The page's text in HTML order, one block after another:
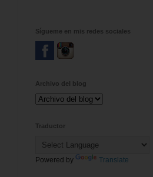
Sígueme en mis redes sociales
Archivo del blog
Traductor
Powered by Translate